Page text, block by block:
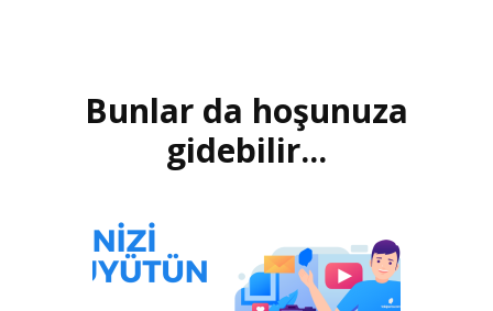
Bunlar da hoşunuza
gidebilir...